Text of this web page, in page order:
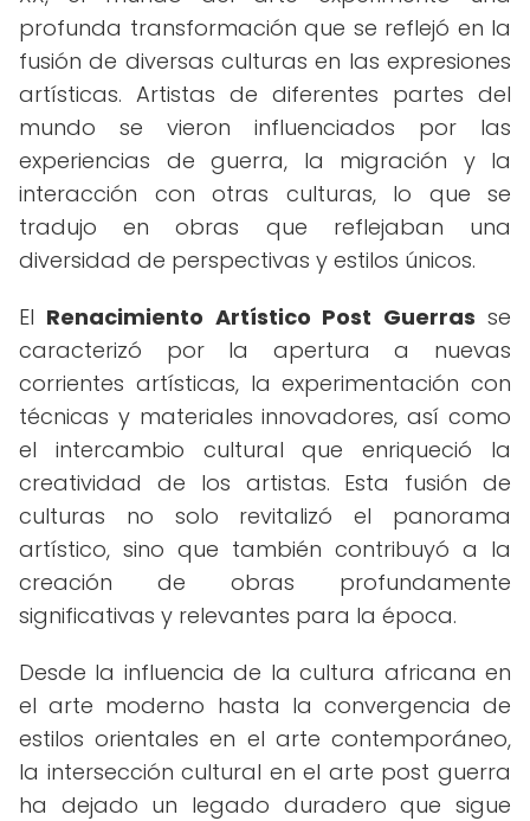
profunda transformación que se reflejó en la
fusión de diversas culturas en las expresiones
artísticas. Artistas de diferentes partes del
mundo se vieron influenciados por las
experiencias de guerra, la migración y la
interacción con otras culturas, lo que se
tradujo en obras que reflejaban una
diversidad de perspectivas y estilos únicos.
El Renacimiento Artístico Post Guerras se
caracterizó por la apertura a nuevas
corrientes artísticas, la experimentación con
técnicas y materiales innovadores, así como
el intercambio cultural que enriqueció la
creatividad de los artistas. Esta fusión de
culturas no solo revitalizó el panorama
artístico, sino que también contribuyó a la
creación de obras profundamente
significativas y relevantes para la época.
Desde la influencia de la cultura africana en
el arte moderno hasta la convergencia de
estilos orientales en el arte contemporáneo,
la intersección cultural en el arte post guerra
ha dejado un legado duradero que sigue